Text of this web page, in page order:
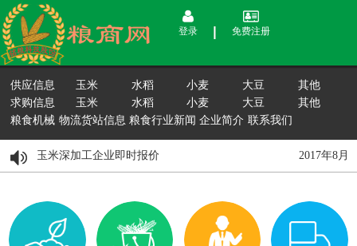
登录 免费注册
供应信息 玉米 水稻 小麦 大豆
其他
求购信息
玉米 水稻 小麦 大豆
其他
粮食机械 物流货站信息 粮食行业新闻 企业简介 联系我们
日国内玉米深加工企业即时报价 2017年8月